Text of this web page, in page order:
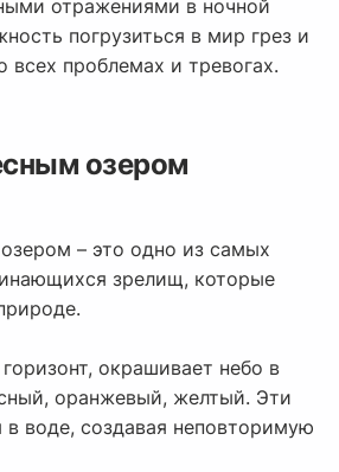
отражениями в ночной
погрузиться в мир грез и
всех проблемах и тревогах.
озером
– это одно из самых
зрелищ, которые
окрашивает небо в
оранжевый, желтый. Эти
воде, создавая неповторимую